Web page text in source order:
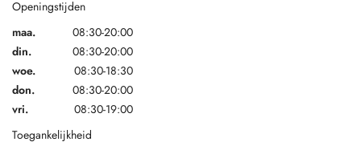
Openingstijden
maa.
08:30-20:00
din.
08:30-20:00
woe.
08:30-18:30
don.
08:30-20:00
vri.
08:30-19:00
Toegankelijkheid